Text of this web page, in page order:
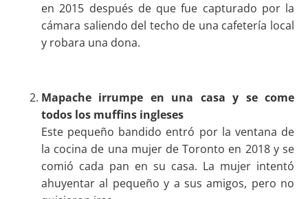
en 2015 después de que fue capturado por la
cámara saliendo del techo de una cafetería local
y robara una dona.
Mapache irrumpe en una casa y se come
todos los muffins ingleses
Este pequeño bandido entró por la ventana de
la cocina de una mujer de Toronto en 2018 y se
comió cada pan en su casa. La mujer intentó
ahuyentar al pequeño y a sus amigos, pero no